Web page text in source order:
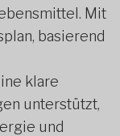
Mit
basierend
klare
unterstützt,
und